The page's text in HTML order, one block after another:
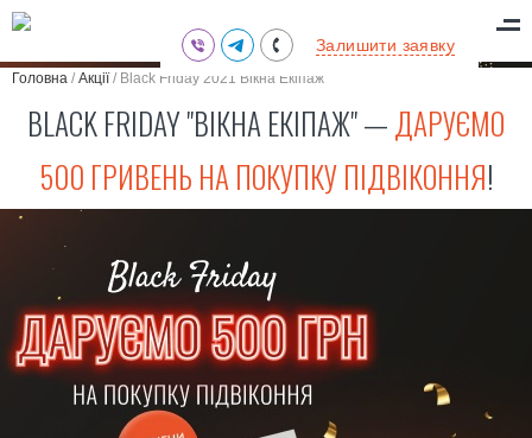
(095) 711-77-47
(097) 773-73-71
Залишити заявку
Головна / Акції/ Black Friday 2021 Вікна Екіпаж
BLACK FRIDAY "ВІКНА ЕКІПАЖ" —ДАРУЄМО
500 ГРИВЕНЬ НА ПОКУПКУ ПІДВІКОННЯ!